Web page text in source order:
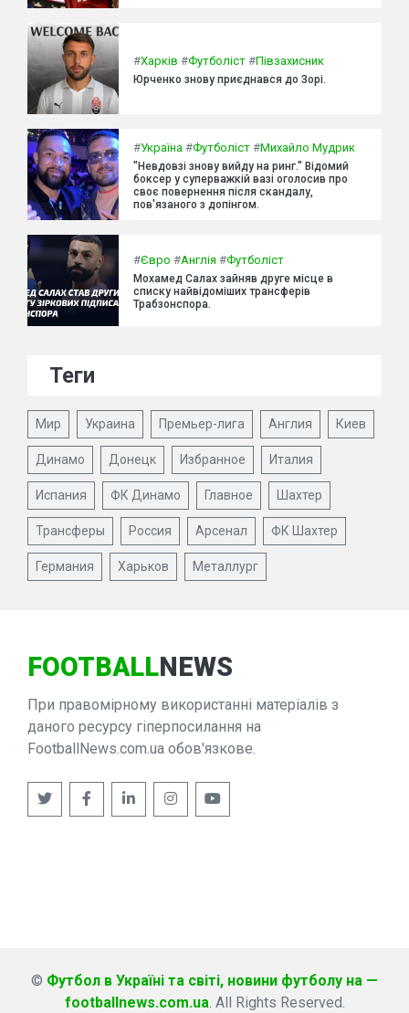
#Харків #Футболіст #Півзахисник
Юрченко знову приєднався до Зорі.
#Україна #Футболіст #Михайло Мудрик
"Невдовзі знову вийду на ринг." Відомий
боксер у суперважкій вазі оголосив про
своє повернення після скандалу,
пов'язаного з допінгом.
#Євро #Англія #Футболіст
Мохамед Салах зайняв друге місце в
списку найвідоміших трансферів
Трабзонспора.
Теги
Мир Украина Премьер-лига Англия Киев
Динамо Донецк Избранное Италия
Испания ФК Динамо Главное Шахтер
Трансферы Россия Арсенал ФК Шахтер
Германия Харьков Металлург
FOOTBALLNEWS
При правомірному використанні матеріалів з
даного ресурсу гіперпосилання на
FootballNews.com.ua обов'язкове.
© Футбол в Україні та світі, новини футболу на —
footballnews.com.ua. All Rights Reserved.